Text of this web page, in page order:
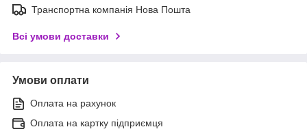
Транспортна компанія Нова Пошта
Всі умови доставки
Умови оплати
Оплата на рахунок
Оплата на картку підприємця